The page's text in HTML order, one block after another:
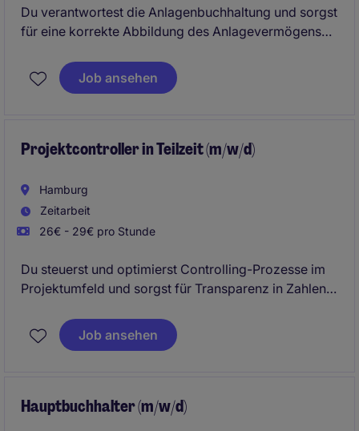
Du verantwortest die Anlagenbuchhaltung und sorgst
für eine korrekte Abbildung des Anlagevermögens
Abschlussprozessen und bringst dich in die
Weiterentwicklung interner Abläufe ein.
Job ansehen
Projektcontroller in Teilzeit (m/w/d)
Hamburg
Zeitarbeit
26€ - 29€ pro Stunde
Du steuerst und optimierst Controlling-Prozesse im
Projektumfeld und sorgst für Transparenz in Zahlen,
Analysen und Entscheidungsgrundlagen für Projekt-
und Unternehmenssteuerung.
Job ansehen
Hauptbuchhalter (m/w/d)